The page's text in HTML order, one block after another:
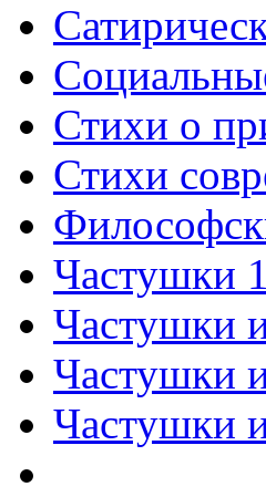
Стихи о
Стихи
Частушки
Частушки
Частушки
Частушки